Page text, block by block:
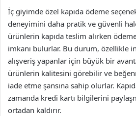
İç giyimde özel kapıda ödeme
deneyimini daha pratik ve güvenli
ürünlerin kapıda teslim alırken
imkanı bulurlar. Bu durum, özellikle
alışveriş yapanlar için büyük bir
ürünlerin kalitesini görebilir ve
iade etme şansına sahip olurlar.
zamanda kredi kartı bilgilerini
ortadan kaldırır.